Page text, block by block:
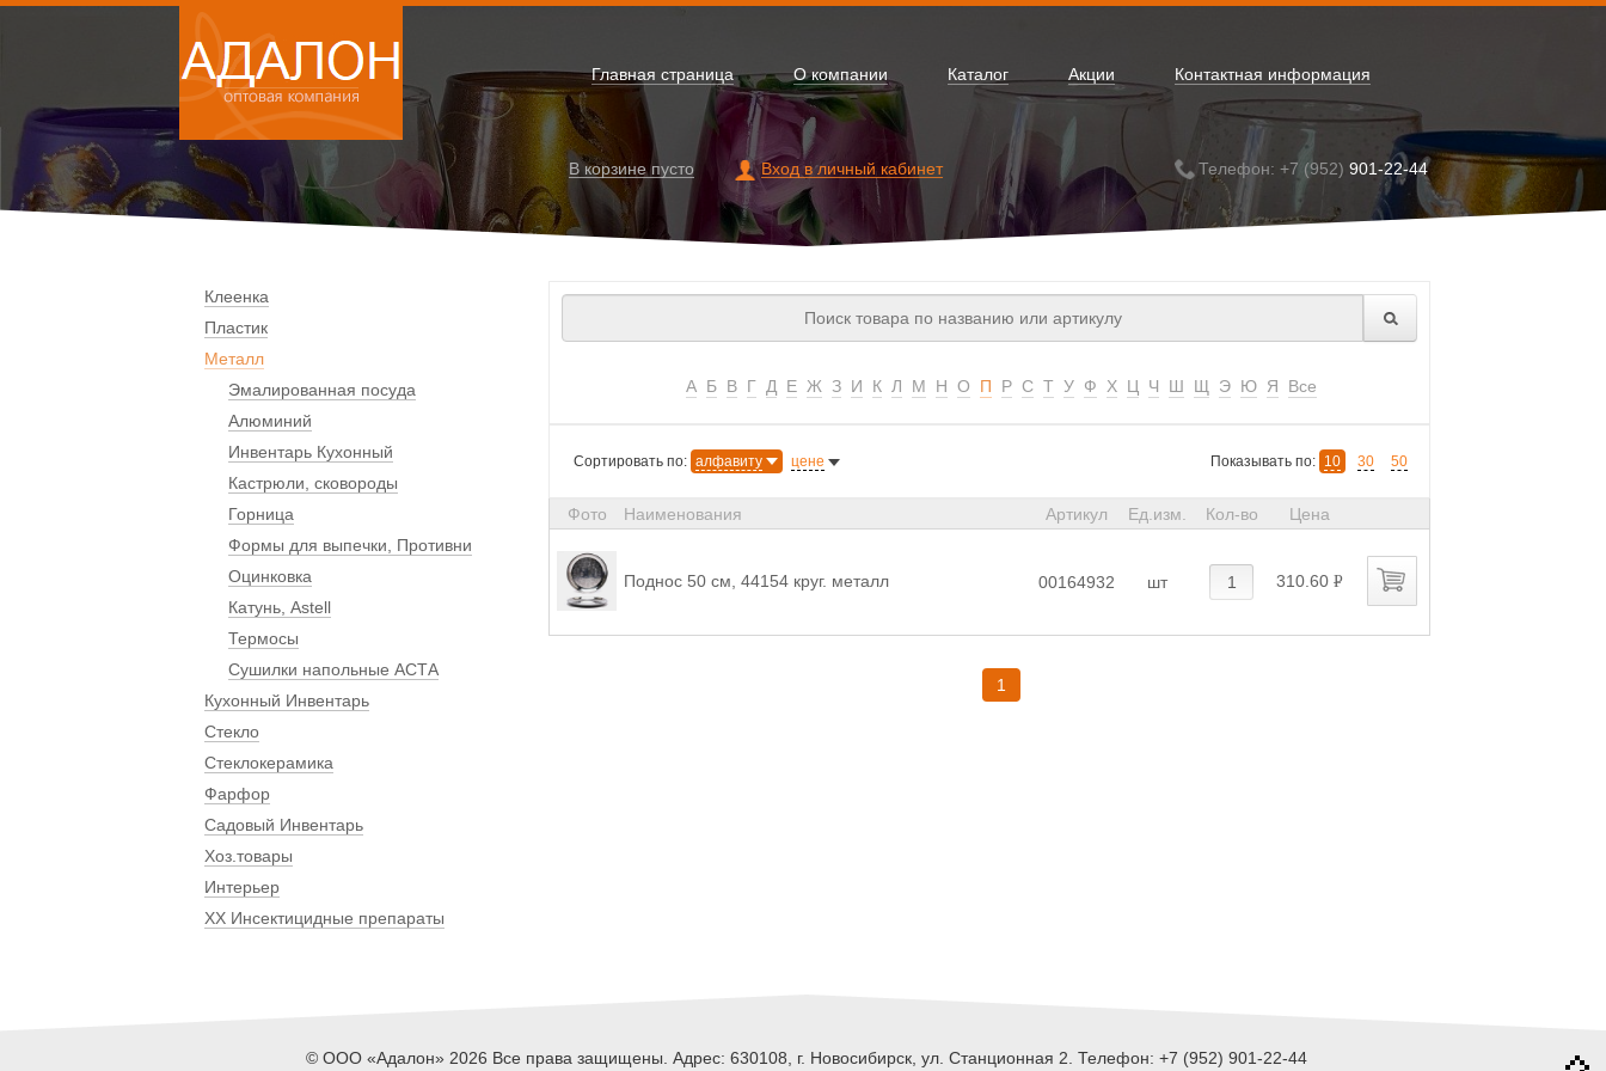
Главная страница О компании Каталог Акции Контактная информация
В корзине пусто Вход в личный кабинет Телефон: +7 (952) 901-22-44
Клеенка
Пластик
Металл
Эмалированная посуда
Алюминий
Инвентарь Кухонный
Кастрюли, сковороды
Горница
Формы для выпечки, Противни
Оцинковка
Катунь, Astell
Термосы
Сушилки напольные АСТА
Кухонный Инвентарь
Стекло
Стеклокерамика
Фарфор
Садовый Инвентарь
Хоз.товары
Интерьер
ХХ Инсектицидные препараты
А Б В Г Д Е Ж З И К Л М Н О П Р С Т У Ф Х Ц Ч Ш Щ Э Ю Я Все
Сортировать по: алфавиту цене Показывать по: 10 30 50
Фото Наименования Артикул Ед.изм. Кол-во Цена
Поднос 50 см, 44154 круг. металл 00164932 шт 310.60 P
1
© ООО «Адалон» 2026 Все права защищены. Адрес: 630108, г. Новосибирск, ул. Станционная 2. Телефон: +7 (952) 901-22-44